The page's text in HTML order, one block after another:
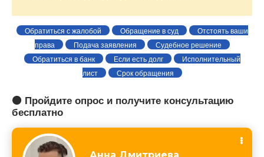
Обратиться с жалобой Обращение в суд
Отстоять ваши
права
Подача заявления
Судебное решение
Обратиться в банк
Если есть долг
Исполнительный
лист
Срок обращения
🟠 Пройдите опрос и получите консультацию
бесплатно